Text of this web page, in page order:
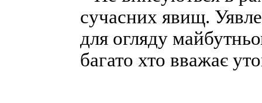
сучасних явищ.
для огляду
багато хто вважає